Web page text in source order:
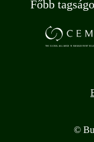
Főbb
©